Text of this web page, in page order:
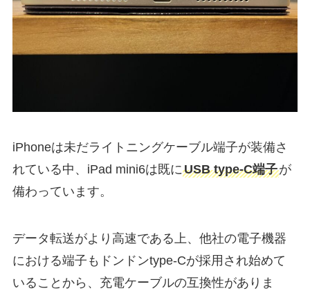
iPhoneは未だライトニングケーブル端子が装備さ
れている中、iPad mini6は既にUSB type-C端子が
備わっています。
データ転送がより高速である上、他社の電子機器
における端子もドンドンtype-Cが採用され始めて
いることから、充電ケーブルの互換性がありま